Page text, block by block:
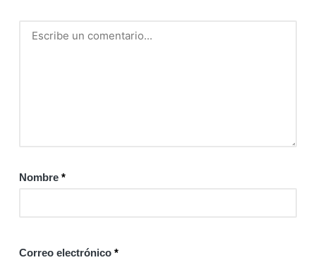
Nombre *
Correo electrónico *